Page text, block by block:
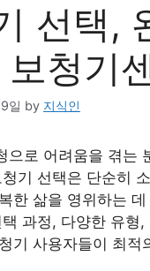
선택,
보청기
일 by 지식인
으로 어려움을 겪는
기 선택은 단순히
한 삶을 영위하는
과정, 다양한 유형
기 사용자들이 최